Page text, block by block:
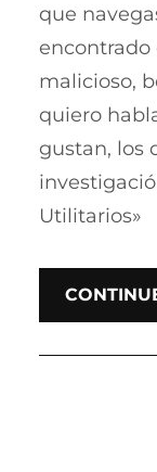
que
malicioso,
quiero
gustan, los
Utilitarios»